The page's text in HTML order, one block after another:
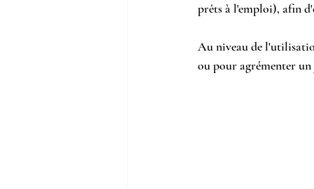
prêts à l'emploi), afin
Au niveau de
ou pour agrémenter